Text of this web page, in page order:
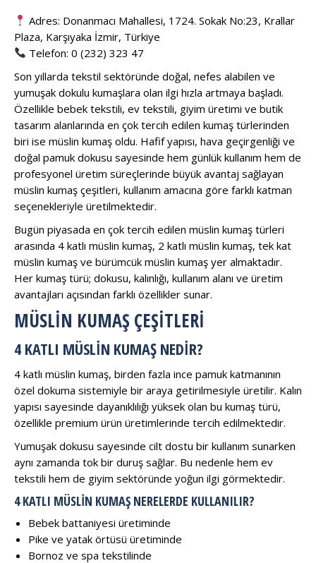
Adres: Donanmacı Mahallesi, 1724. Sokak No:23, Krallar
Plaza, Karşıyaka İzmir, Türkiye
Telefon: 0 (232) 323 47
Son yıllarda tekstil sektöründe doğal, nefes alabilen ve
yumuşak dokulu kumaşlara olan ilgi hızla artmaya başladı.
Özellikle bebek tekstili, ev tekstili, giyim üretimi ve butik
tasarım alanlarında en çok tercih edilen kumaş türlerinden
biri ise müslin kumaş oldu. Hafif yapısı, hava geçirgenliği ve
doğal pamuk dokusu sayesinde hem günlük kullanım hem de
profesyonel üretim süreçlerinde büyük avantaj sağlayan
müslin kumaş çeşitleri, kullanım amacına göre farklı katman
seçenekleriyle üretilmektedir.
Bugün piyasada en çok tercih edilen müslin kumaş türleri
arasında 4 katlı müslin kumaş, 2 katlı müslin kumaş, tek kat
müslin kumaş ve bürümcük müslin kumaş yer almaktadır.
Her kumaş türü; dokusu, kalınlığı, kullanım alanı ve üretim
avantajları açısından farklı özellikler sunar.
MÜSLİN KUMAŞ ÇEŞİTLERİ
4 KATLI MÜSLIN KUMAŞ NEDIR?
4 katlı müslin kumaş, birden fazla ince pamuk katmanının
özel dokuma sistemiyle bir araya getirilmesiyle üretilir. Kalın
yapısı sayesinde dayanıklılığı yüksek olan bu kumaş türü,
özellikle premium ürün üretimlerinde tercih edilmektedir.
Yumuşak dokusu sayesinde cilt dostu bir kullanım sunarken
aynı zamanda tok bir duruş sağlar. Bu nedenle hem ev
tekstili hem de giyim sektöründe yoğun ilgi görmektedir.
4 KATLI MÜSLIN KUMAŞ NERELERDE KULLANILIR?
Bebek battaniyesi üretiminde
Pike ve yatak örtüsü üretiminde
Bornoz ve spa tekstilinde